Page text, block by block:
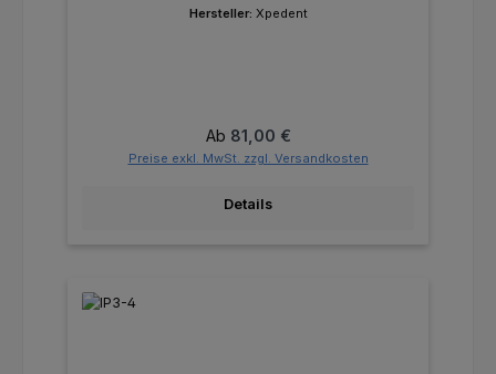
Hersteller: Xpedent
Regulärer Preis:
Ab 81,00 €
Preise exkl. MwSt. zzgl. Versandkosten
Details